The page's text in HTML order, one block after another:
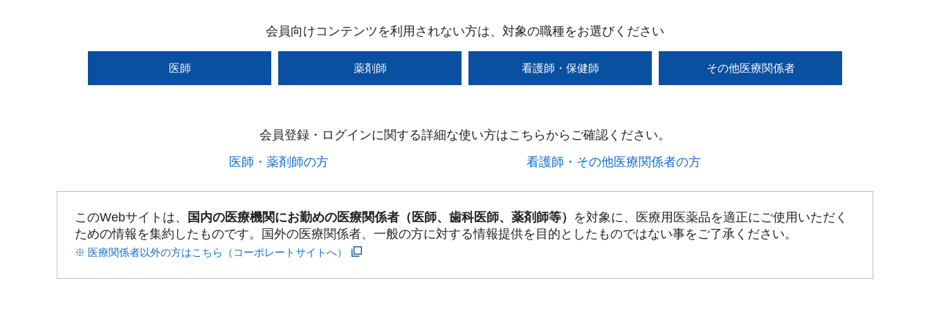
会員向けコンテンツを利用されない方は、対象の職種をお選びください
医師 薬剤師 看護師・保健師 その他医療関係者
会員登録・ログインに関する詳細な使い方はこちらからご確認ください。​
医師・薬剤師の方​
看護師・その他医療関係者の方​
このWebサイトは、 国内の医療機関にお勤めの医療関係者（医師、歯科医師、薬剤師等） を対象に、医療用医薬品を適正にご使用いただく
ための情報を集約したものです。国外の医療関係者、一般の方に対する情報提供を目的としたものではない事をご了承ください。
※ 医療関係者以外の方はこちら（コーポレートサイトへ）